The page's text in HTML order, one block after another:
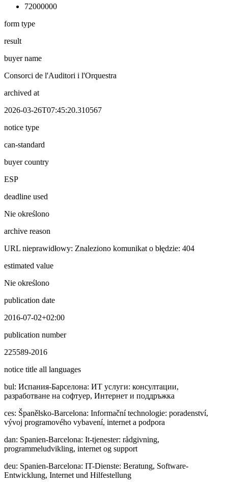
72000000
form type
result
buyer name
Consorci de l'Auditori i l'Orquestra
archived at
2026-03-26T07:45:20.310567
notice type
can-standard
buyer country
ESP
deadline used
Nie określono
archive reason
URL nieprawidłowy: Znaleziono komunikat o błędzie: 404
estimated value
Nie określono
publication date
2016-07-02+02:00
publication number
225589-2016
notice title all languages
bul: Иcпaния-Барселона: ИТ услуги: консултации,
разработване на софтуер, Интернет и поддръжка
ces: Španělsko-Barcelona: Informační technologie: poradenství,
vývoj programového vybavení, internet a podpora
dan: Spanien-Barcelona: It-tjenester: rådgivning,
programmeludvikling, internet og support
deu: Spanien-Barcelona: IT-Dienste: Beratung, Software-
Entwicklung, Internet und Hilfestellung